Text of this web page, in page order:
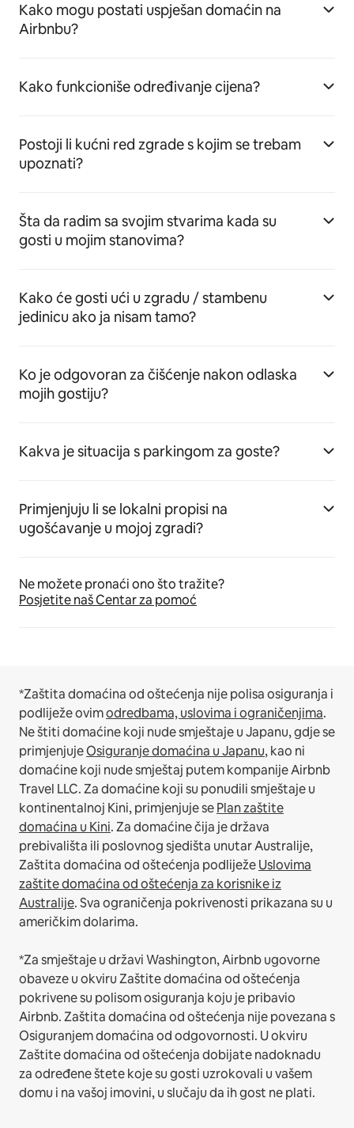
Kako mogu postati uspješan domaćin na
Airbnbu?
Kako funkcioniše određivanje cijena?
Postoji li kućni red zgrade s kojim se trebam
upoznati?
Šta da radim sa svojim stvarima kada su
gosti u mojim stanovima?
Kako će gosti ući u zgradu / stambenu
jedinicu ako ja nisam tamo?
Ko je odgovoran za čišćenje nakon odlaska
mojih gostiju?
Kakva je situacija s parkingom za goste?
Primjenjuju li se lokalni propisi na
ugošćavanje u mojoj zgradi?
Ne možete pronaći ono što tražite?
Posjetite naš Centar za pomoć
*Zaštita domaćina od oštećenja nije polisa osiguranja i
podliježe ovimodredbama, uslovima i ograničenjima.
Ne štiti domaćine koji nude smještaje u Japanu, gdje se
primjenjujeOsiguranje domaćina u Japanu, kao ni
domaćine koji nude smještaj putem kompanije Airbnb
Travel LLC.Za domaćine koji su ponudili smještaje u
kontinentalnoj Kini, primjenjuje sePlan zaštite
domaćina u Kini.Za domaćine čija je država
prebivališta ili poslovnog sjedišta unutar Australije,
Zaštita domaćina od oštećenja podliježeUslovima
zaštite domaćina od oštećenja za korisnike iz
Australije. Sva ograničenja pokrivenosti prikazana su u
američkim dolarima.
*Za smještaje u državi Washington, Airbnb ugovorne
obaveze u okviru Zaštite domaćina od oštećenja
pokrivene su polisom osiguranja koju je pribavio
Airbnb. Zaštita domaćina od oštećenja nije povezana s
Osiguranjem domaćina od odgovornosti. U okviru
Zaštite domaćina od oštećenja dobijate nadoknadu
za određene štete koje su gosti uzrokovali u vašem
domu i na vašoj imovini, u slučaju da ih gost ne plati.